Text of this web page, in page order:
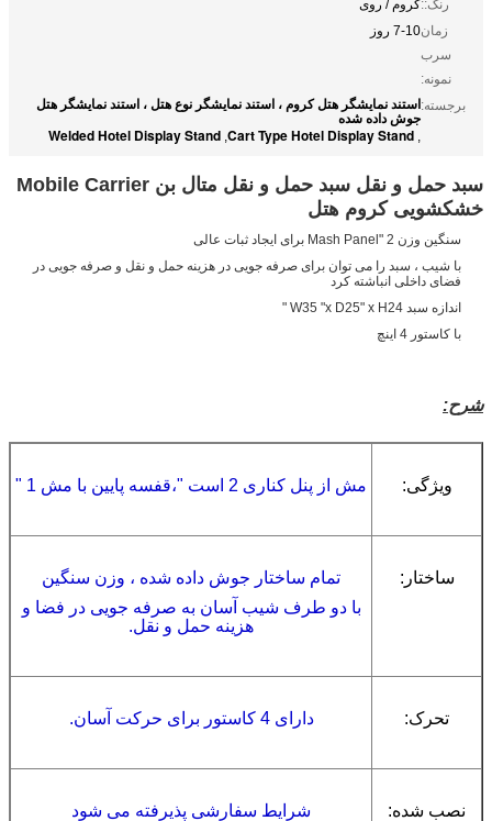
رنگ::کروم / روی
زمان
سرب
نمونه:
7-10 روز
برجسته:استند نمایشگر هتل کروم ، استند نمایشگر نوع هتل ، استند نمایشگر هتل
جوش داده شده
,
Cart Type Hotel Display Stand
,
Welded Hotel Display Stand
سبد حمل و نقل سبد حمل و نقل متال بن Mobile Carrier
خشکشویی کروم هتل
سنگین وزن 2 "Mash Panel برای ایجاد ثبات عالی
با شیب ، سبد را می توان برای صرفه جویی در هزینه حمل و نقل و صرفه جویی در
فضای داخلی انباشته کرد
اندازه سبد W35 "x D25" x H24 "
با کاستور 4 اینچ
شرح:
ویژگی: مش از پنل کناری 2 است "، قفسه پایین با مش 1 "
ساختار:
تمام ساختار جوش داده شده ، وزن سنگین
با دو طرف شیب آسان به صرفه جویی در فضا و
هزینه حمل و نقل.
تحرک: دارای 4 کاستور برای حرکت آسان.
نصب شده: شرایط سفارشی پذیرفته می شود